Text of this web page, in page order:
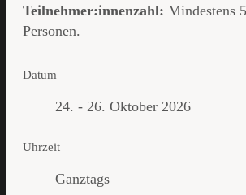
Teilnehmer:innenzahl: Mindestens
Personen.
Datum
24. - 26. Oktober 2026
Uhrzeit
Ganztags